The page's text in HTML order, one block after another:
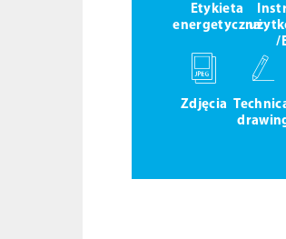
Etykieta
energetyczna
/
Zdjęcia